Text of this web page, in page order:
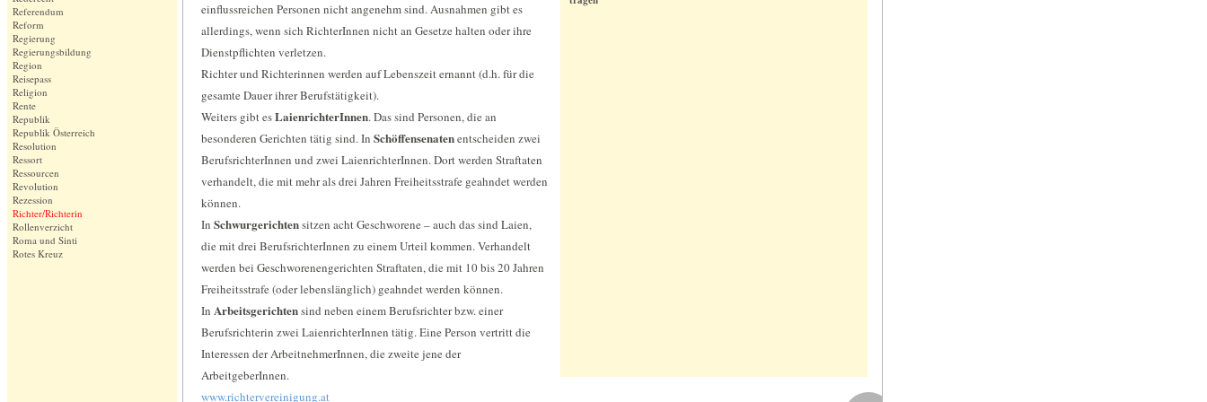
Referendum
Reform
Regierung
Regierungsbildung
Region
Reisepass
Religion
Rente
Republik
Republik Österreich
Resolution
Ressort
Ressourcen
Revolution
Rezession
Richter/Richterin
Rollenverzicht
Roma und Sinti
Rotes Kreuz
einflussreichen Personen nicht angenehm sind. Ausnahmen gibt es
allerdings, wenn sich RichterInnen nicht an Gesetze halten oder ihre
Dienstpflichten verletzen.
Richter und Richterinnen werden auf Lebenszeit ernannt (d.h. für die
gesamte Dauer ihrer Berufstätigkeit).
Weiters gibt esLaienrichterInnen. Das sind Personen, die an
besonderen Gerichten tätig sind. In Schöffensenatenentscheiden zwei
BerufsrichterInnen und zwei LaienrichterInnen. Dort werden Straftaten
verhandelt, die mit mehr als drei Jahren Freiheitsstrafe geahndet werden
können.
In Schwurgerichtensitzen acht Geschworene – auch das sind Laien,
die mit drei BerufsrichterInnen zu einem Urteil kommen. Verhandelt
werden bei Geschworenengerichten Straftaten, die mit 10 bis 20 Jahren
Freiheitsstrafe (oder lebenslänglich) geahndet werden können.
In Arbeitsgerichtensind neben einem Berufsrichter bzw. einer
Berufsrichterin zwei LaienrichterInnen tätig. Eine Person vertritt die
Interessen der ArbeitnehmerInnen, die zweite jene der
ArbeitgeberInnen.
www.richtervereinigung.at